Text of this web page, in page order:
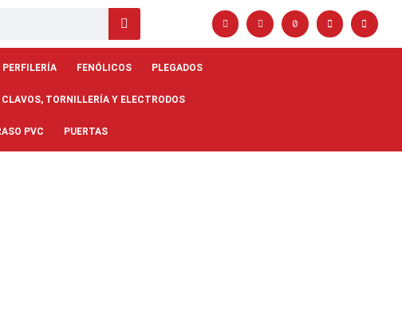
PERFILERÍA FENÓLICOS PLEGADOS
CLAVOS, TORNILLERÍA Y ELECTRODOS
PVC PUERTAS